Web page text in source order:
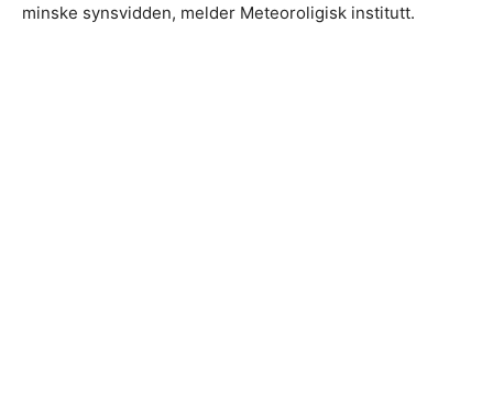
minske synsvidden, melder Meteoroligisk institutt.